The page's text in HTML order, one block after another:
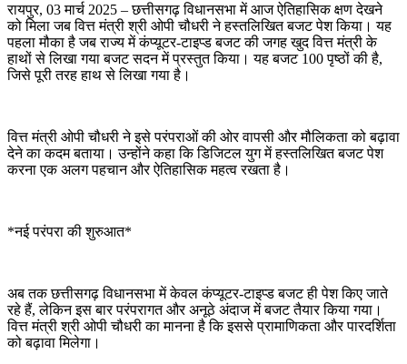
रायपुर, 03 मार्च 2025 – छत्तीसगढ़ विधानसभा में आज ऐतिहासिक क्षण देखने
को मिला जब वित्त मंत्री श्री ओपी चौधरी ने हस्तलिखित बजट पेश किया। यह
पहला मौका है जब राज्य में कंप्यूटर-टाइप्ड बजट की जगह खुद वित्त मंत्री के
हाथों से लिखा गया बजट सदन में प्रस्तुत किया। यह बजट 100 पृष्ठों की है,
जिसे पूरी तरह हाथ से लिखा गया है।
वित्त मंत्री ओपी चौधरी ने इसे परंपराओं की ओर वापसी और मौलिकता को बढ़ावा
देने का कदम बताया। उन्होंने कहा कि डिजिटल युग में हस्तलिखित बजट पेश
करना एक अलग पहचान और ऐतिहासिक महत्व रखता है।
*नई परंपरा की शुरुआत*
अब तक छत्तीसगढ़ विधानसभा में केवल कंप्यूटर-टाइप्ड बजट ही पेश किए जाते
रहे हैं, लेकिन इस बार परंपरागत और अनूठे अंदाज में बजट तैयार किया गया।
वित्त मंत्री श्री ओपी चौधरी का मानना है कि इससे प्रामाणिकता और पारदर्शिता
को बढ़ावा मिलेगा।